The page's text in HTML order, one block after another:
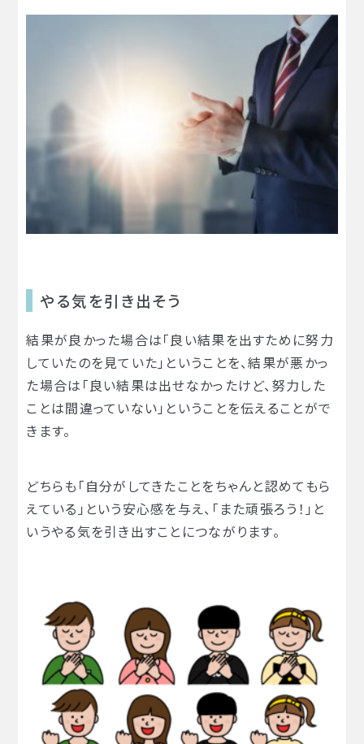
やる気を引き出そう
結果が良かった場合は「良い結果を出すために努力
していたのを見ていた」ということを、結果が悪かっ
た場合は「良い結果は出せなかったけど、努力した
ことは間違っていない」ということを伝えることがで
きます。
どちらも「自分がしてきたことをちゃんと認めてもら
えている」という安心感を与え、「また頑張ろう！」と
いうやる気を引き出すことにつながります。